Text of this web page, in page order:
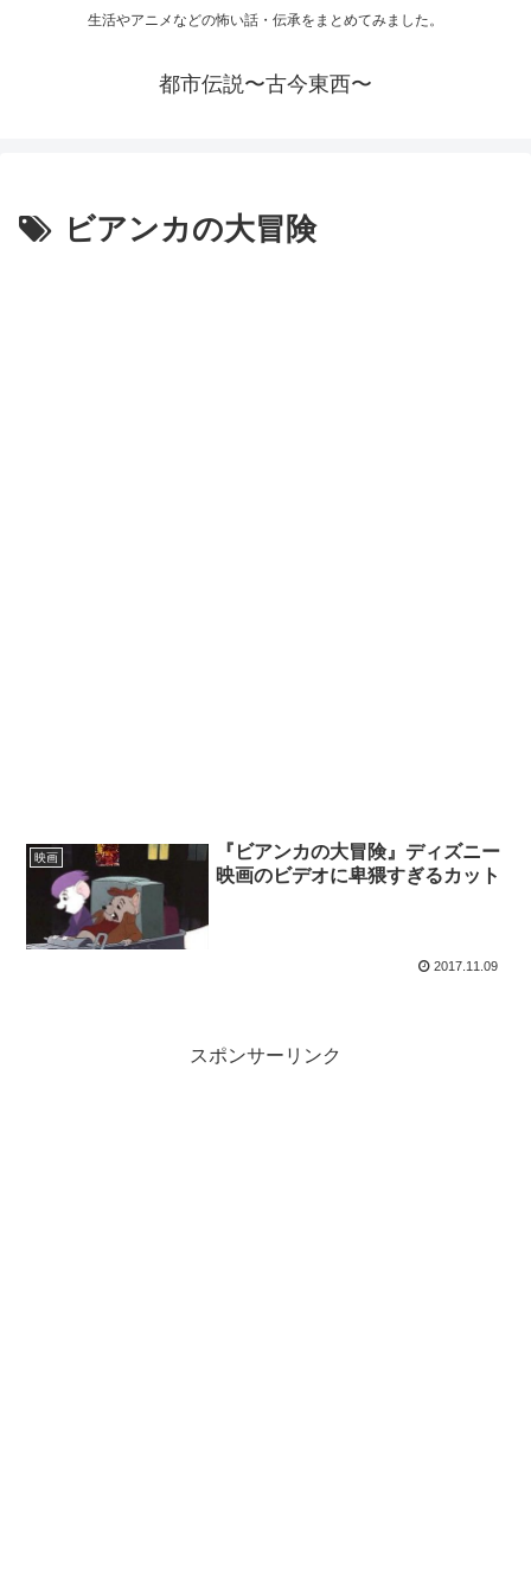
生活やアニメなどの怖い話・伝承をまとめてみました。
都市伝説〜古今東西〜
ビアンカの大冒険
映画
『ビアンカの大冒険』ディズニー
映画のビデオに卑猥すぎるカット
2017.11.09
スポンサーリンク